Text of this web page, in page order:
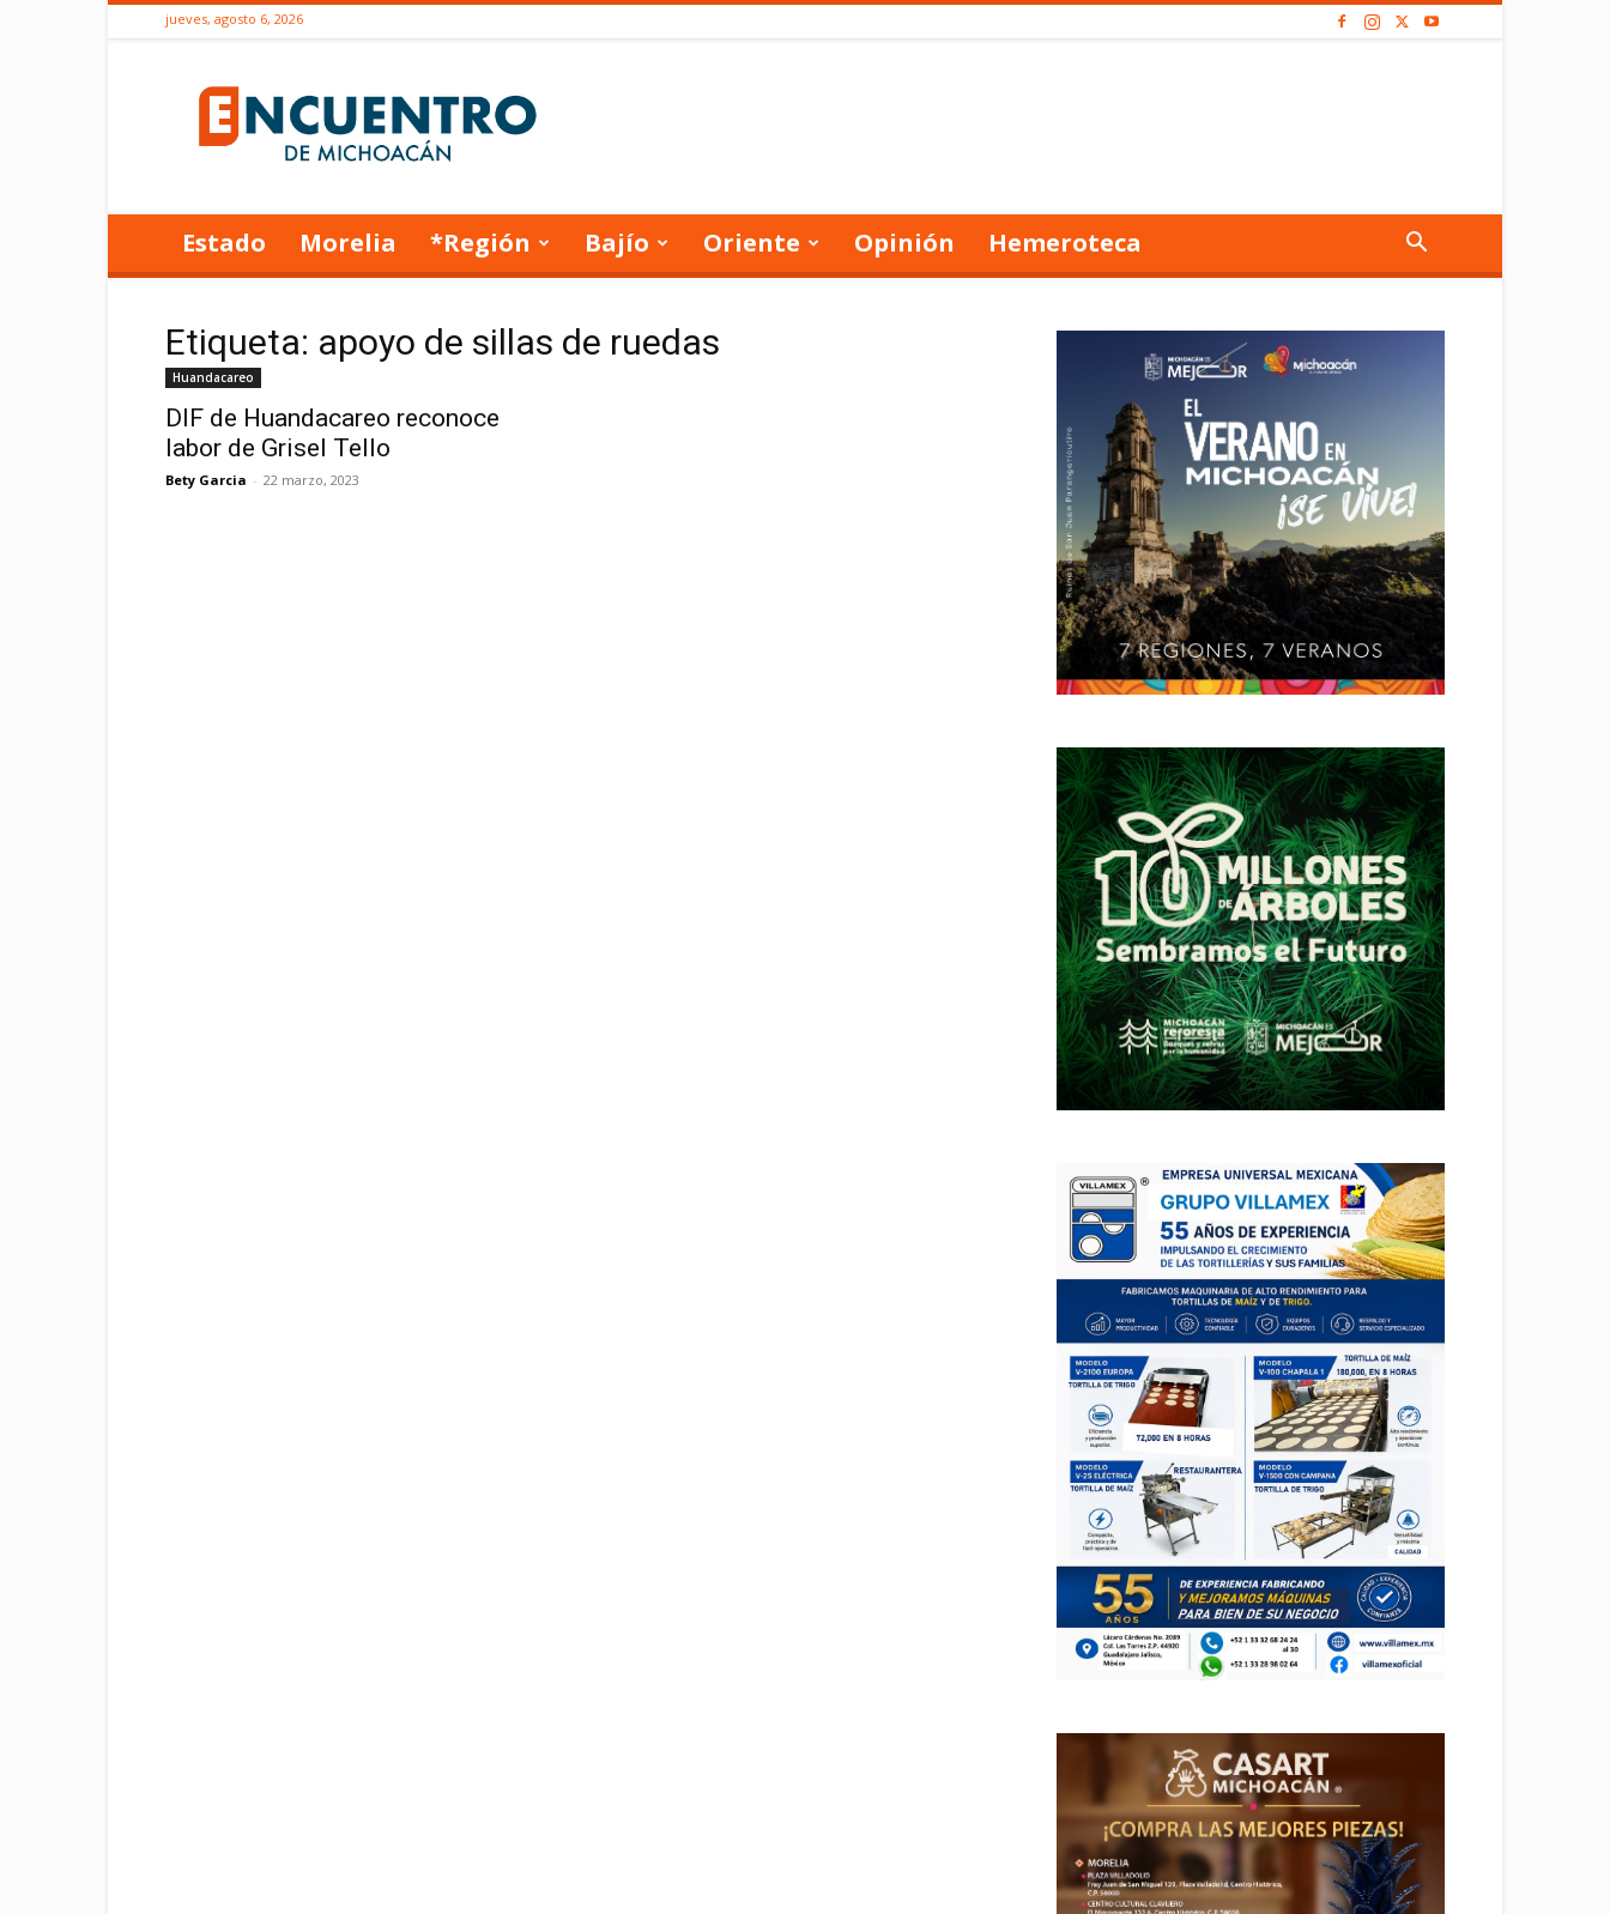
jueves, agosto 6, 2026
de
Michoacán
Estado Morelia *Región Bajío Oriente Opinión Hemeroteca
Etiqueta: apoyo de sillas de ruedas
Huandacareo
DIF de Huandacareo reconoce
labor de Grisel Tello
Bety Garcia - 22 marzo, 2023